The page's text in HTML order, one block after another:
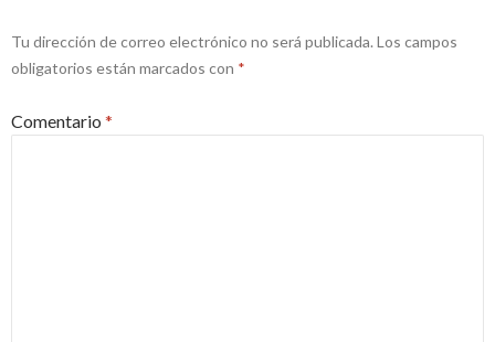
Tu dirección de correo electrónico no será publicada. Los campos
obligatorios están marcados con *
Comentario *